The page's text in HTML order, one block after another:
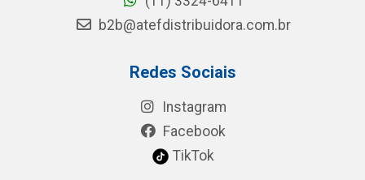
b2b@atefdistribuidora.com.br
Redes Sociais
Instagram
Facebook
TikTok